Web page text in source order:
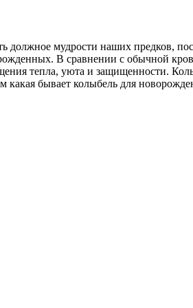
мудрости наших предков,
В сравнении с обычной
тепла, уюта и защищенности.
бывает колыбель для